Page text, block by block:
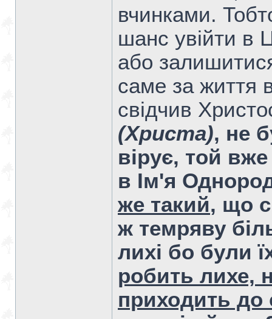
вчинками.
шанс увійти в
або
саме за життя
свідчив
(Христа), не
вірує, той
в Ім'я
же такий, що
ж темряву
лихі бо були
робить лихе,
приходить до